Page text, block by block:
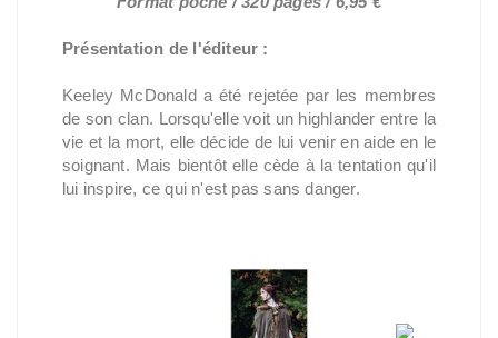
Présentation de l'éditeur :
Keeley McDonald a été rejetée par les membres
de son clan. Lorsqu'elle voit un highlander entre la
vie et la mort, elle décide de lui venir en aide en le
soignant. Mais bientôt elle cède à la tentation qu'il
lui inspire, ce qui n'est pas sans danger.